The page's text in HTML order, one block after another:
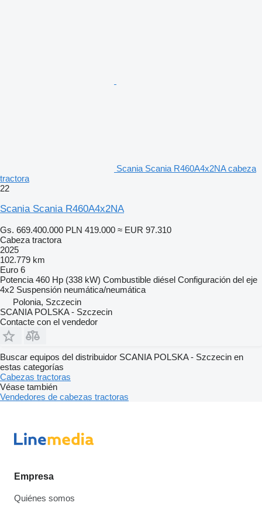
Scania Scania R460A4x2NA cabeza
tractora
22
Scania Scania R460A4x2NA
Gs. 669.400.000 PLN 419.000 ≈ EUR 97.310
Cabeza tractora
2025
102.779 km
Euro 6
Potencia 460 Hp (338 kW) Combustible diésel Configuración del eje
4x2 Suspensión neumática/neumática
Polonia, Szczecin
SCANIA POLSKA - Szczecin
Contacte con el vendedor
Buscar equipos del distribuidor SCANIA POLSKA - Szczecin en
estas categorías
Cabezas tractoras
Véase también
Vendedores de cabezas tractoras
Empresa
Quiénes somos